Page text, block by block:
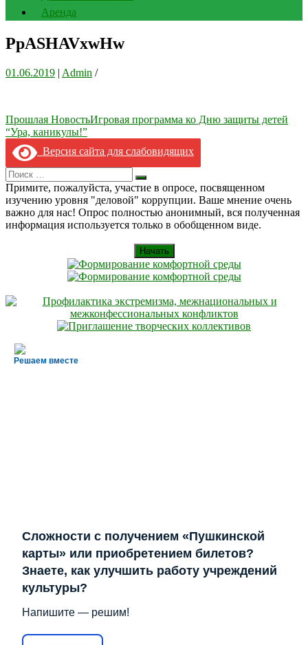
Аренда
PpASHAVxwHw
01.06.2019 | Admin /
Навигация
по
записям
Прошлая НовостьИгровая программа ко Дню защиты детей
“Ура, каникулы!”
Версия сайта для слабовидящих
Search
for:
Искать
Примите, пожалуйста, участие в опросе, посвященном
изучению уровня "деловой" коррупции. Ваше мнение очень
важно для нас! Опрос полностью анонимный, вся полученная
информация используется только в обобщенном виде.
Начать
Решаем вместе
Сложности с получением «Пушкинской
карты» или приобретением билетов?
Знаете, как улучшить работу учреждений
культуры?
Напишите — решим!